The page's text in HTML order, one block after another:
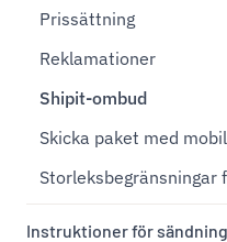
Prissättning
Reklamationer
Shipit-ombud
Skicka paket med
Storleksbegränsningar
Instruktioner för